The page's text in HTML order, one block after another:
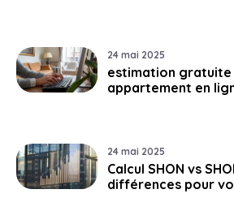
24 mai 2025
estimation gratuite
appartement en
24 mai 2025
Calcul SHON vs
différences pour